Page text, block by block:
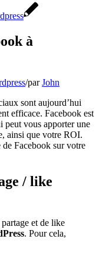
à
/parJohn
sont aujourd’hui
efficace. Facebook est
peut vous apporter une
ainsi que votre ROI.
Facebook sur votre
/ like
et de like
. Pour cela,